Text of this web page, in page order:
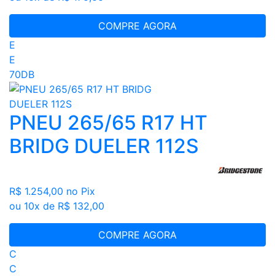
COMPRE AGORA
E
E
70DB
PNEU 265/65 R17 HT
BRIDG DUELER 112S
R$ 1.254,00 no Pix
ou 10x de R$ 132,00
COMPRE AGORA
C
C